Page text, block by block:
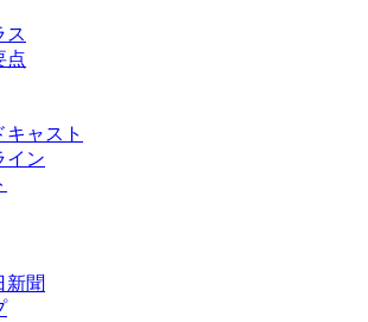
ス
点
ャスト
イン
新聞